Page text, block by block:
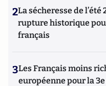
2La sécheresse de
rupture historique
français
3Les Français moins
européenne pour la